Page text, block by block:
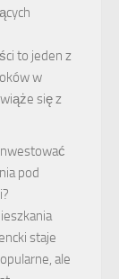
to jeden z
w
się z
pod
staje
ale